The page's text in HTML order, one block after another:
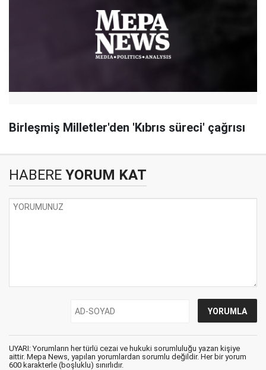
Birleşmiş Milletler'den 'Kıbrıs süreci' çağrısı
HABERE YORUM KAT
UYARI: Yorumların her türlü cezai ve hukuki sorumluluğu yazan kişiye
aittir. Mepa News, yapılan yorumlardan sorumlu değildir. Her bir yorum
600 karakterle (boşluklu) sınırlıdır.